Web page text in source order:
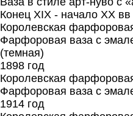
Конец XIX - начало XX вв
Королевская
Фарфоровая ваза с
(темная)
1898 год
Королевская
Фарфоровая ваза с
1914 год